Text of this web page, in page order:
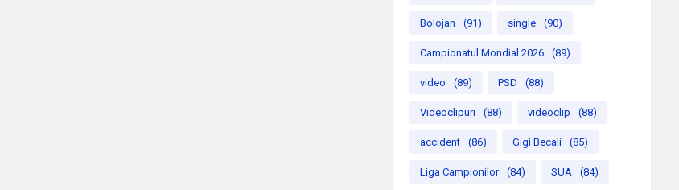
Bolojan (91) single (90)
Campionatul Mondial 2026 (89)
video (89) PSD (88)
Videoclipuri (88) videoclip (88)
accident (86) Gigi Becali (85)
Liga Campionilor (84) SUA (84)